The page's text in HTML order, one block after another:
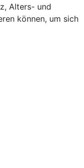
Alters- und
können, um sich